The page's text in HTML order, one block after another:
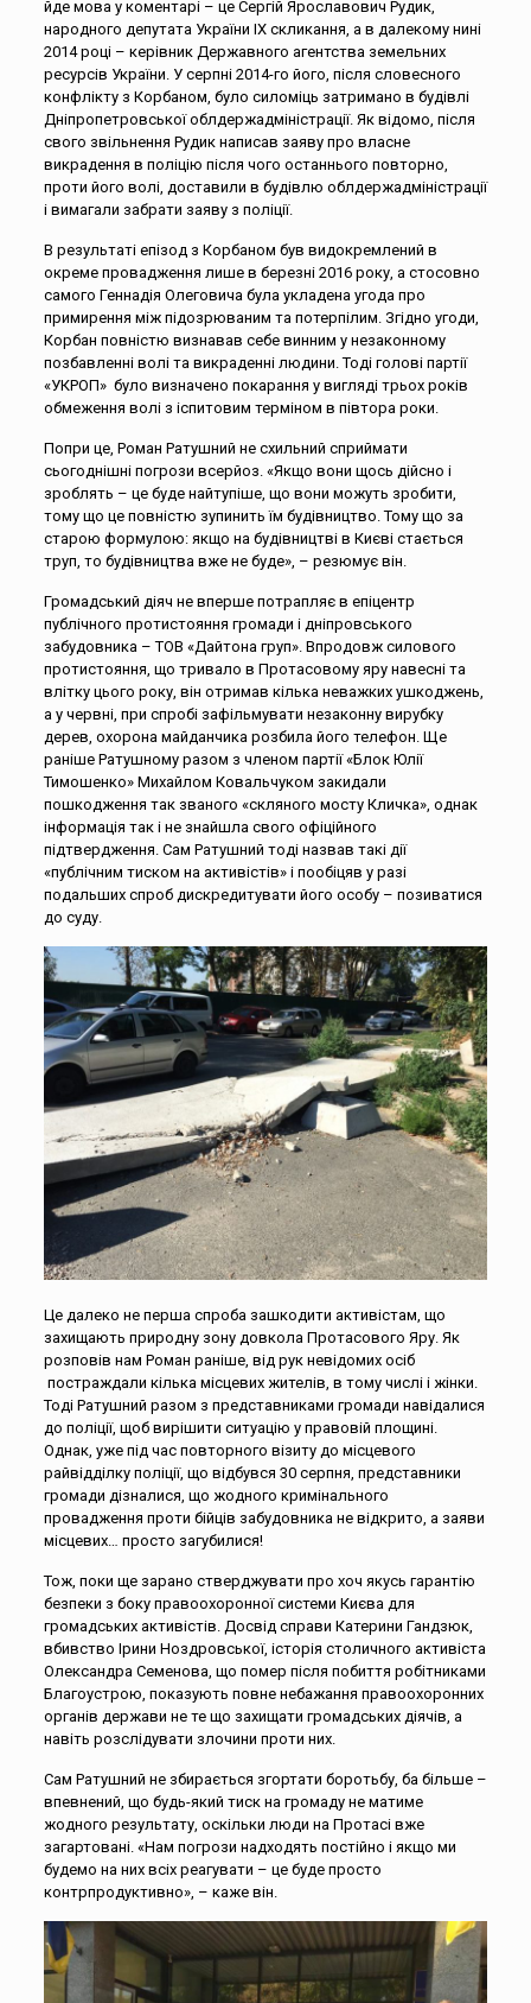
йде мова у коментарі – це Сергій Ярославович Рудик,
народного депутата України IX скликання, а в далекому нині
2014 році – керівник Державного агентства земельних
ресурсів України. У серпні 2014-го його, після словесного
конфлікту з Корбаном, було силоміць затримано в будівлі
Дніпропетровської облдержадміністрації. Як відомо, після
свого звільнення Рудик написав заяву про власне
викрадення в поліцію після чого останнього повторно,
проти його волі, доставили в будівлю облдержадміністрації
і вимагали забрати заяву з поліції.
В результаті епізод з Корбаном був видокремлений в
окреме провадження лише в березні 2016 року, а стосовно
самого Геннадія Олеговича була укладена угода про
примирення між підозрюваним та потерпілим. Згідно угоди,
Корбан повністю визнавав себе винним у незаконному
позбавленні волі та викраденні людини. Тоді голові партії
«УКРОП» було визначено покарання у вигляді трьох років
обмеження волі з іспитовим терміном в півтора роки.
Попри це, Роман Ратушний не схильний сприймати
сьогоднішні погрози всерйоз. «Якщо вони щось дійсно і
зроблять – це буде найтупіше, що вони можуть зробити,
тому що це повністю зупинить їм будівництво. Тому що за
старою формулою: якщо на будівництві в Києві стається
труп, то будівництва вже не буде», – резюмує він.
Громадський діяч не вперше потрапляє в епіцентр
публічного протистояння громади і дніпровського
забудовника – ТОВ «Дайтона груп». Впродовж силового
протистояння, що тривало в Протасовому яру навесні та
влітку цього року, він отримав кілька неважких ушкоджень,
а у червні, при спробі зафільмувати незаконну вирубку
дерев, охорона майданчика розбила його телефон. Ще
раніше Ратушному разом з членом партії «Блок Юлії
Тимошенко» Михайлом Ковальчуком закидали
пошкодження так званого «скляного мосту Кличка», однак
інформація так і не знайшла свого офіційного
підтвердження. Сам Ратушний тоді назвав такі дії
«публічним тиском на активістів» і пообіцяв у разі
подальших спроб дискредитувати його особу – позиватися
до суду.
Це далеко не перша спроба зашкодити активістам, що
захищають природну зону довкола Протасового Яру. Як
розповів нам Роман раніше, від рук невідомих осіб
постраждали кілька місцевих жителів, в тому числі і жінки.
Тоді Ратушний разом з представниками громади навідалися
до поліції, щоб вирішити ситуацію у правовій площині.
Однак, уже під час повторного візиту до місцевого
райвідділку поліції, що відбувся 30 серпня, представники
громади дізналися, що жодного кримінального
провадження проти бійців забудовника не відкрито, а заяви
місцевих… просто загубилися!
Тож, поки ще зарано стверджувати про хоч якусь гарантію
безпеки з боку правоохоронної системи Києва для
громадських активістів. Досвід справи Катерини Гандзюк,
вбивство Ірини Ноздровської, історія столичного активіста
Олександра Семенова, що помер після побиття робітниками
Благоустрою, показують повне небажання правоохоронних
органів держави не те що захищати громадських діячів, а
навіть розслідувати злочини проти них.
Сам Ратушний не збирається згортати боротьбу, ба більше –
впевнений, що будь-який тиск на громаду не матиме
жодного результату, оскільки люди на Протасі вже
загартовані. «Нам погрози надходять постійно і якщо ми
будемо на них всіх реагувати – це буде просто
контрпродуктивно», – каже він.